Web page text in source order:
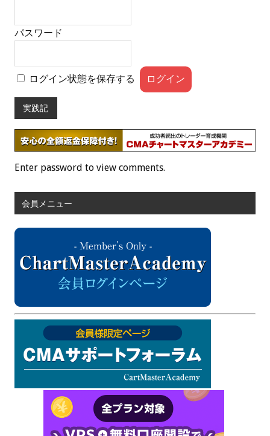
パスワード
ログイン状態を保存する
実践記
Enter password to view comments.
会員メニュー